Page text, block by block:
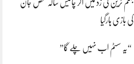
جہلم ٹرین کی زد میں آکر چالیس سالہ شخص جان
کی بازی ہارگیا
“یہ سسٹم اب نہیں چلے گا”